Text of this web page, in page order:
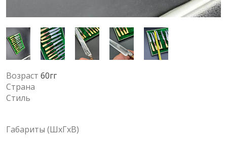
Возраст 60гг
Страна
Стиль
Габариты (ШхГхВ)